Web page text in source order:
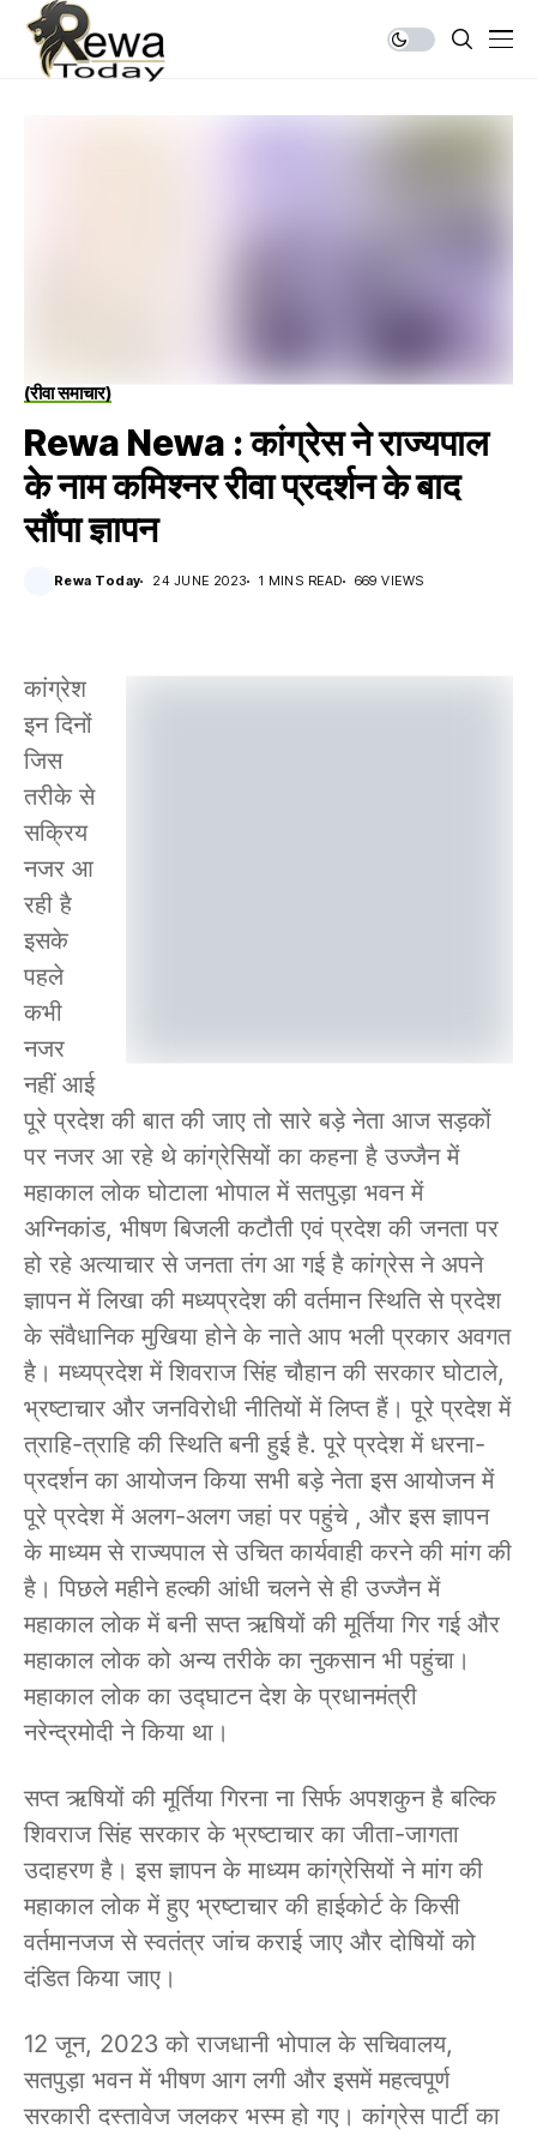
(रीवा समाचार)
Rewa Newa : कांग्रेस ने राज्यपाल
के नाम कमिश्नर रीवा प्रदर्शन के बाद
सौंपा ज्ञापन
Rewa Today 24 JUNE 2023 1 MINS READ 669 VIEWS
कांग्रेश
इन दिनों
जिस
तरीके से
सक्रिय
नजर आ
रही है
इसके
पहले
कभी
नजर
नहीं आई
पूरे प्रदेश की बात की जाए तो सारे बड़े नेता आज सड़कों
पर नजर आ रहे थे कांग्रेसियों का कहना है उज्जैन में
महाकाल लोक घोटाला भोपाल में सतपुड़ा भवन में
अग्निकांड, भीषण बिजली कटौती एवं प्रदेश की जनता पर
हो रहे अत्याचार से जनता तंग आ गई है कांग्रेस ने अपने
ज्ञापन में लिखा की मध्यप्रदेश की वर्तमान स्थिति से प्रदेश
के संवैधानिक मुखिया होने के नाते आप भली प्रकार अवगत
है। मध्यप्रदेश में शिवराज सिंह चौहान की सरकार घोटाले,
भ्रष्टाचार और जनविरोधी नीतियों में लिप्त हैं। पूरे प्रदेश में
त्राहि-त्राहि की स्थिति बनी हुई है. पूरे प्रदेश में धरना-
प्रदर्शन का आयोजन किया सभी बड़े नेता इस आयोजन में
पूरे प्रदेश में अलग-अलग जहां पर पहुंचे , और इस ज्ञापन
के माध्यम से राज्यपाल से उचित कार्यवाही करने की मांग की
है। पिछले महीने हल्की आंधी चलने से ही उज्जैन में
महाकाल लोक में बनी सप्त ऋषियों की मूर्तिया गिर गई और
महाकाल लोक को अन्य तरीके का नुकसान भी पहुंचा।
महाकाल लोक का उद्घाटन देश के प्रधानमंत्री
नरेन्द्रमोदी ने किया था।
सप्त ऋषियों की मूर्तिया गिरना ना सिर्फ अपशकुन है बल्कि
शिवराज सिंह सरकार के भ्रष्टाचार का जीता-जागता
उदाहरण है। इस ज्ञापन के माध्यम कांग्रेसियों ने मांग की
महाकाल लोक में हुए भ्रष्टाचार की हाईकोर्ट के किसी
वर्तमानजज से स्वतंत्र जांच कराई जाए और दोषियों को
दंडित किया जाए।
12 जून, 2023 को राजधानी भोपाल के सचिवालय,
सतपुड़ा भवन में भीषण आग लगी और इसमें महत्वपूर्ण
सरकारी दस्तावेज जलकर भस्म हो गए। कांग्रेस पार्टी का